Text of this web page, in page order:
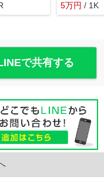
5万円 / 1K
で共有する